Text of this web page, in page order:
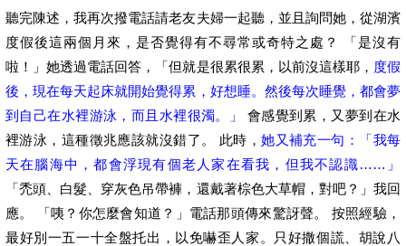
聽完陳述，我再次撥電話請老友夫婦一起聽，並且詢問她，從湖濱
度假後這兩個月來，是否覺得有不尋常或奇特之處？ 「是沒有
啦！」她透過電話回答，「但就是很累很累，以前沒這樣耶， 度假
後，現在每天起床就開始覺得累，好想睡。然後每次睡覺，都會夢
到自己在水裡游泳，而且水裡很濁。」
會感覺到累，又夢到在水
裡游泳，這種徵兆應該就沒錯了。 此時，她又補充一句：「我每
天在腦海中，都會浮現有個老人家在看我，但我不認識……」
「禿頭、白髮、穿灰色吊帶褲，還戴著棕色大草帽，對吧？」我回
應。 「咦？你怎麼會知道？」電話那頭傳來驚訝聲。 按照經驗，
最好別一五一十全盤托出，以免嚇歪人家。只好撒個謊、胡說八